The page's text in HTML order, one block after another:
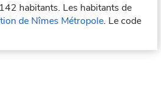
habitants. Les habitants de
de Nîmes Métropole. Le code